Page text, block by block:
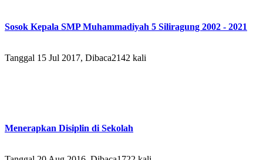
Sosok Kepala SMP Muhammadiyah 5 Siliragung 2002 - 2021
Tanggal 15 Jul 2017, Dibaca2142 kali
Menerapkan Disiplin di Sekolah